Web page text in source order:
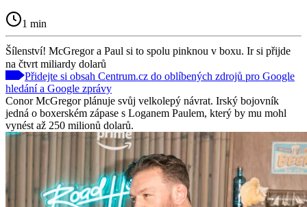
1 min
Šílenství! McGregor a Paul si to spolu pinknou v boxu. Ir si přijde
na čtvrt miliardy dolarů
Přidejte si obsah Centrum.cz do oblíbených zdrojů pro Google
hledání a Google zprávy
Conor McGregor plánuje svůj velkolepý návrat. Irský bojovník
jedná o boxerském zápase s Loganem Paulem, který by mu mohl
vynést až 250 milionů dolarů.